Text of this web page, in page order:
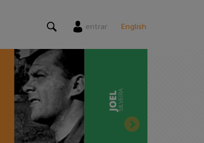
entrar English